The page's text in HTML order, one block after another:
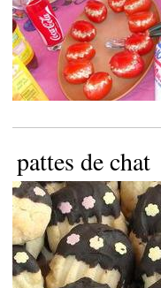
pattes de chat